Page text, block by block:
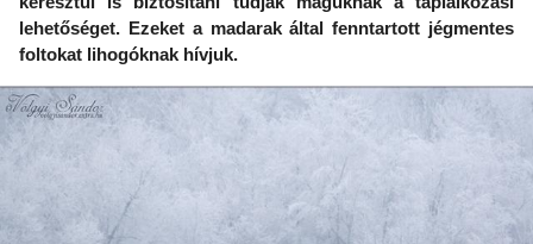
lehetőséget. Ezeket a madarak által fenntartott jégmentes
foltokat lihogóknak hívjuk.